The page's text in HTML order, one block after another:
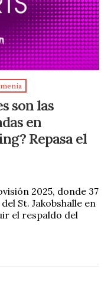
son las
en
Repasa el
2025, donde 37
St. Jakobshalle en
el respaldo del